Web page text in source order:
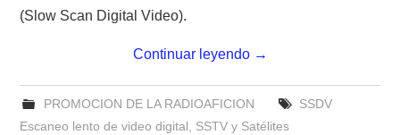
(Slow Scan Digital Video).
Continuar leyendo →
PROMOCION DE LA RADIOAFICION
SSDV
Escaneo lento de video digital, SSTV y Satélites